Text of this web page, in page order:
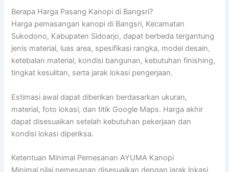
Berapa Harga Pasang Kanopi di Bangsri?
Harga pemasangan kanopi di Bangsri, Kecamatan
Sukodono, Kabupaten Sidoarjo, dapat berbeda tergantung
jenis material, luas area, spesifikasi rangka, model desain,
ketebalan material, kondisi bangunan, kebutuhan finishing,
tingkat kesulitan, serta jarak lokasi pengerjaan.
Estimasi awal dapat diberikan berdasarkan ukuran,
material, foto lokasi, dan titik Google Maps. Harga akhir
dapat disesuaikan setelah kebutuhan pekerjaan dan
kondisi lokasi diperiksa.
Ketentuan Minimal Pemesanan AYUMA Kanopi
Minimal nilai pemesanan disesuaikan dengan jarak lokasi